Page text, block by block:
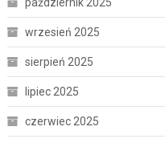
wrzesień 2025
sierpień 2025
lipiec 2025
czerwiec 2025